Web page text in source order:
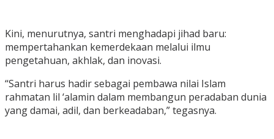
Kini, menurutnya, santri menghadapi jihad baru:
mempertahankan kemerdekaan melalui ilmu
pengetahuan, akhlak, dan inovasi.
“Santri harus hadir sebagai pembawa nilai Islam
rahmatan lil ‘alamin dalam membangun peradaban dunia
yang damai, adil, dan berkeadaban,” tegasnya.